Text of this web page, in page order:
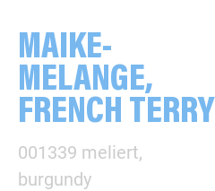
MAIKE-
MELANGE,
FRENCH TERRY
001339 meliert,
burgundy